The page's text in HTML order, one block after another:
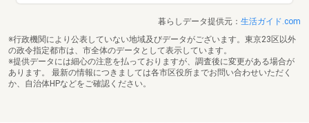
暮らしデータ提供元： 生活ガイド.com
※行政機関により公表していない地域及びデータがございます。東京23区以外
の政令指定都市は、市全体のデータとして表示しています。
※提供データには細心の注意を払っておりますが、調査後に変更がある場合が
あります。 最新の情報につきましては各市区役所までお問い合わせいただく
か、自治体HPなどをご確認ください。